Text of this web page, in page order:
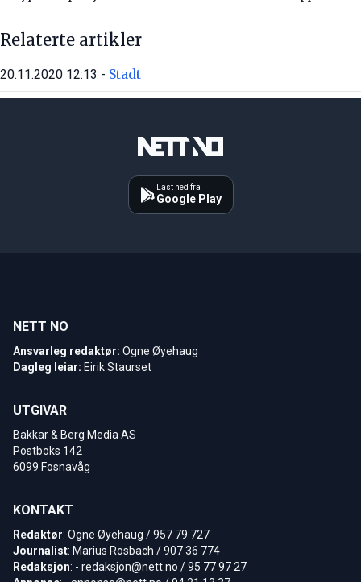
Relaterte artikler
20.11.2020 12:13 - Stadt
Last ned fra
Google Play
NETT NO
Ansvarleg redaktør: Ogne Øyehaug
Dagleg leiar: Eirik Staurset
UTGIVAR
Bakkar & Berg Media AS
Postboks 142
6099 Fosnavåg
KONTAKT
Redaktør: Ogne Øyehaug / 957 79 727
Journalist: Marius Rosbach / 907 36 774
Redaksjon: - redaksjon@nett.no / 95 77 97 27